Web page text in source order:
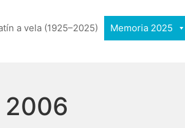
a vela (1925–2025) Memoria 2025
2006